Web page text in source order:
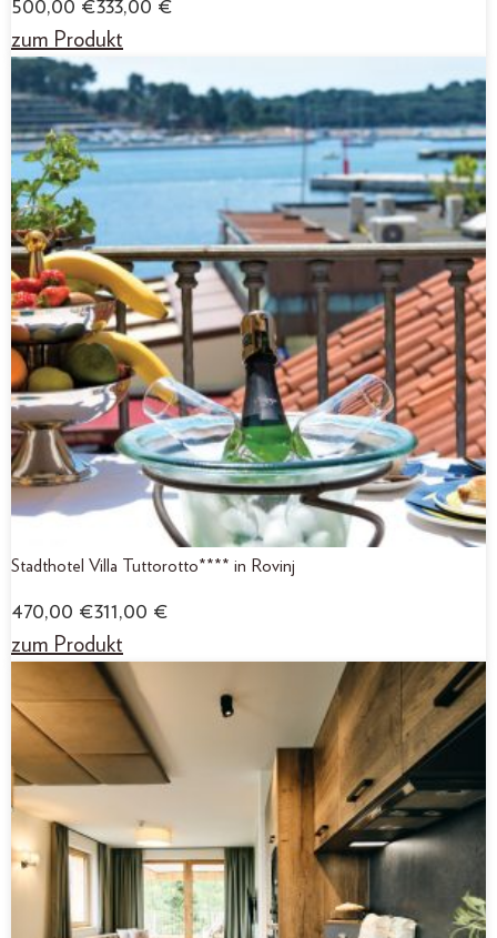
500,00 €333,00 €
zum Produkt
Stadthotel Villa Tuttorotto**** in Rovinj
470,00 €311,00 €
zum Produkt